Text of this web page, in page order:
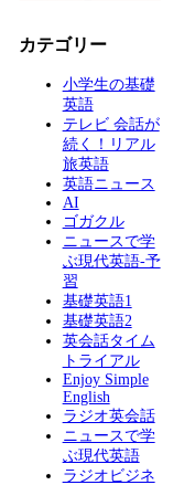
カテゴリー
小学生の基礎
英語
テレビ 会話が
続く！リアル
旅英語
英語ニュース
AI
ゴガクル
ニュースで学
ぶ現代英語-予
習
基礎英語1
基礎英語2
英会話タイム
トライアル
Enjoy Simple
English
ラジオ英会話
ニュースで学
ぶ現代英語
ラジオビジネ